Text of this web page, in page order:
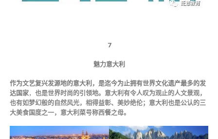
7
魅力意大利
作为文艺复兴发源地的意大利，是迄今为止拥有世界文化遗产最多的发
达国家， 也是世界时尚的引领地。意大利有令人叹为观止的人文景观，
也有如梦幻般的自然风光，相得益彰、美妙绝伦；意大利也是公认的三
大美食国度之一，意大利菜号称西餐之母。